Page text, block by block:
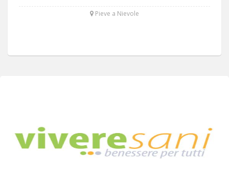
Pieve a Nievole